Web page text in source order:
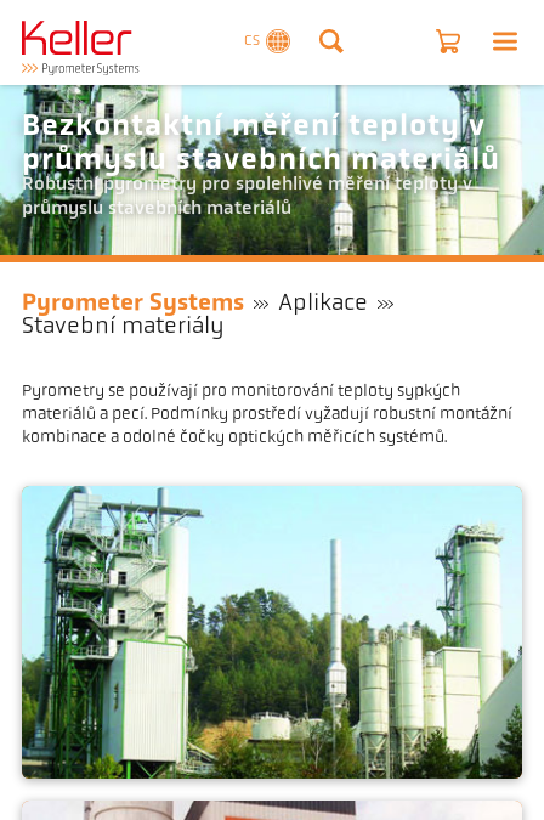
CS
Bezkontaktní měření teploty v
průmyslu stavebních materiálů
Robustní pyrometry pro spolehlivé měření teploty v
průmyslu stavebních materiálů
Pyrometer Systems
Aplikace
Stavební materiály
Pyrometry se používají pro monitorování teploty sypkých
materiálů a pecí. Podmínky prostředí vyžadují robustní montážní
kombinace a odolné čočky optických měřicích systémů.